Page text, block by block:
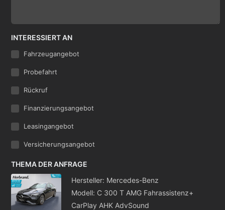
INTERESSIERT AN
Fahrzeugangebot
Probefahrt
Rückruf
Finanzierungsangebot
Leasingangebot
Versicherungsangebot
THEMA DER ANFRAGE
Hersteller: Mercedes-Benz
Modell: C 300 T AMG Fahrassistenz+
CarPlay AHK AdvSound